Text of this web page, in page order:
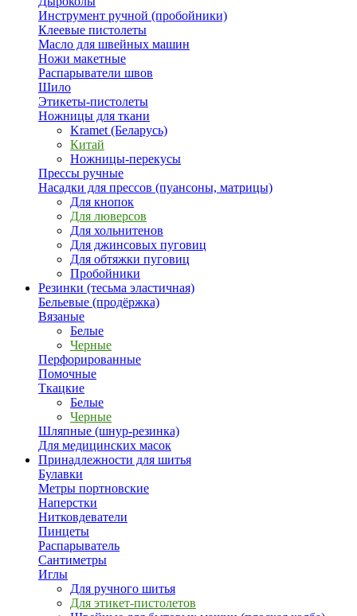
Инструмент ручной (пробойники)
Клеевые пистолеты
Масло для швейных машин
Ножи макетные
Распарыватели швов
Шило
Этикеты-пистолеты
Ножницы для ткани
Kramet (Беларусь)
Китай
Ножницы-перекусы
Прессы ручные
Насадки для прессов (пуансоны, матрицы)
Для кнопок
Для люверсов
Для хольнитенов
Для джинсовых пуговиц
Для обтяжки пуговиц
Пробойники
Резинки (тесьма эластичная)
Бельевые (продёржка)
Вязаные
Белые
Черные
Перфорированные
Помочные
Ткацкие
Белые
Черные
Шляпные (шнур-резинка)
Для медицинских масок
Принадлежности для шитья
Булавки
Метры портновские
Наперстки
Нитковдеватели
Пинцеты
Распарыватель
Сантиметры
Иглы
Для ручного шитья
Для этикет-пистолетов